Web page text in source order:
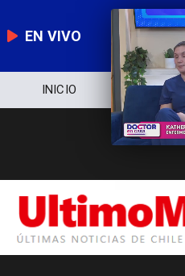
EN VIVO
INICIO